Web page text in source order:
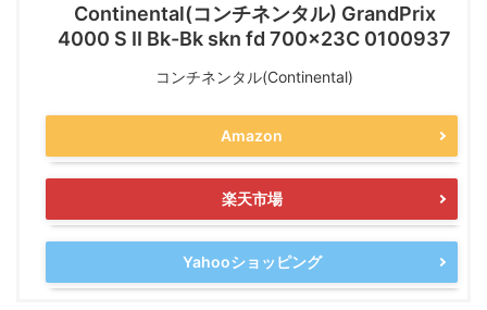
Continental(コンチネンタル) GrandPrix
4000 S II Bk-Bk skn fd 700x23C 0100937
コンチネンタル(Continental)
Amazon
楽天市場
Yahooショッピング